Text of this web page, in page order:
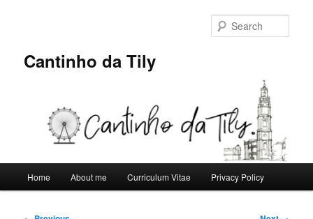
Cantinho da Tily
Home About me Curriculum Vitae Privacy Policy